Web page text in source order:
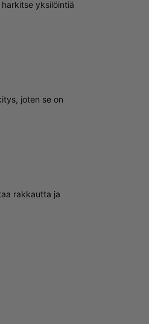
yksilöintiä
joten se on
rakkautta ja